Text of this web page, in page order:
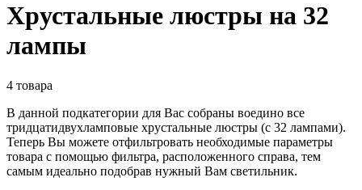
Хрустальные люстры на 32
лампы
4 товарa
В данной подкатегории для Вас собраны воедино все
тридцатидвухламповые хрустальные люстры (с 32 лампами).
Теперь Вы можете отфильтровать необходимые параметры
товара с помощью фильтра, расположенного справа, тем
самым идеально подобрав нужный Вам светильник.